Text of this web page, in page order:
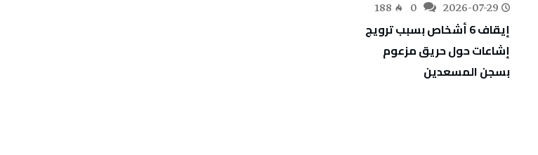
2026-07-29
188
إيقاف 6 أشخاص بسبب ترويج
إشاعات حول حريق مزعوم
بسجن المسعدين